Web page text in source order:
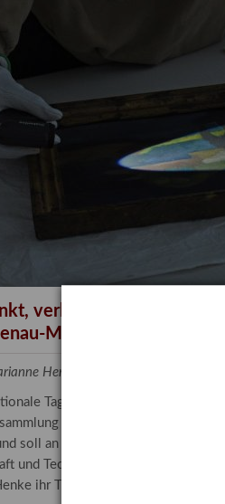
Praktikum /
Bestandskataloge &
Gesamtverzeichnis
Kalender
verkauft, vergessen? –
Museums
Henke, Provenienzforscherin
Tag der Frauen und Mädchen
der Vereinten Nationen
soll an die entscheidende Rolle
und Technologie spielen. In ihrem
ihr Tätigkeitsfeld vor.